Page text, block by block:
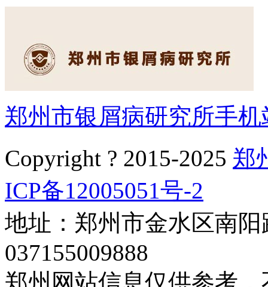
郑州市银屑病研究所手机
Copyright ? 2015-2025 郑
ICP备12005051号-2
地址：郑州市金水区南
037155009888
郑州网站信息仅供参考